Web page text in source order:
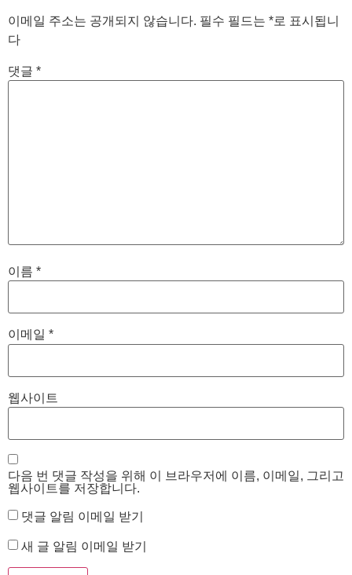
이메일 주소는 공개되지 않습니다. 필수 필드는 *로 표시됩니
다
댓글 *
이름 *
이메일 *
웹사이트
다음 번 댓글 작성을 위해 이 브라우저에 이름, 이메일, 그리고
웹사이트를 저장합니다.
댓글 알림 이메일 받기
새 글 알림 이메일 받기